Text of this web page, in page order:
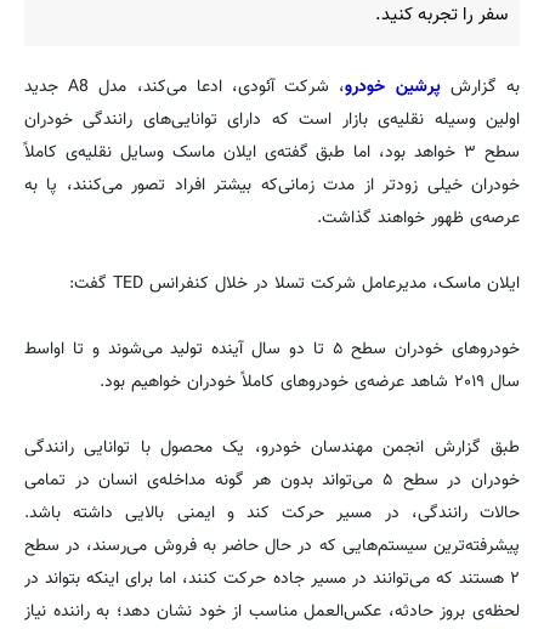
سفر را تجربه کنید.
به گزارشپرشین خودرو
، شرکت آئودی، ادعا می‌کند، مدل A8 جدید
اولین وسیله نقلیه‌ی بازار است که دارای توانایی‌های رانندگی خودران
سطح ۳ خواهد بود، اما طبق گفته‌ی ایلان ماسک وسایل نقلیه‌ی کاملاً
خودران خیلی زودتر از مدت زمانی‌که بیشتر افراد تصور می‌کنند، پا به
عرصه‌ی ظهور خواهند گذاشت.
ایلان ماسک، مدیرعامل شرکت تسلا در خلال کنفرانس TED گفت:
خودروهای خودران سطح ۵ تا دو سال آینده تولید می‌شوند و تا اواسط
سال ۲۰۱۹ شاهد عرضه‌ی خودروهای کاملاً خودران خواهیم بود.
طبق گزارش انجمن مهندسان خودرو، یک محصول با توانایی رانندگی
خودران در سطح ۵ می‌تواند بدون هر گونه مداخله‌ی انسان در تمامی
حالات رانندگی، در مسیر حرکت کند و ایمنی بالایی داشته باشد.
پیشرفته‌ترین سیستم‌هایی که در حال حاضر به فروش می‌رسند، در سطح
۲ هستند که می‌توانند در مسیر جاده حرکت کنند، اما برای اینکه بتواند در
لحظه‌ی بروز حادثه، عکس‌العمل مناسب از خود نشان دهد؛ به راننده نیاز